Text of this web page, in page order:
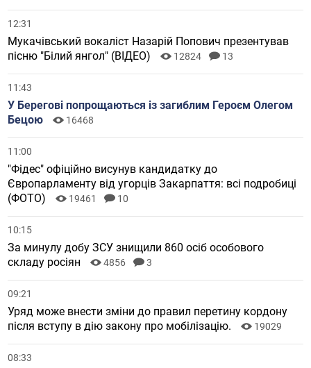
12:31
Мукачівський вокаліст Назарій Попович презентував
пісню "Білий янгол" (ВІДЕО)
12824 13
11:43
У Берегові попрощаються із загиблим Героєм Олегом
Бецою
16468
11:00
"Фідес" офіційно висунув кандидатку до
Європарламенту від угорців Закарпаття: всі подробиці
(ФОТО)
19461 10
10:15
За минулу добу ЗСУ знищили 860 осіб особового
складу росіян
4856 3
09:21
Уряд може внести зміни до правил перетину кордону
після вступу в дію закону про мобілізацію.
19029
08:33